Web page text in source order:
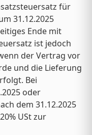
für
31.12.2025
Ende mit
ist jedoch
der Vertrag vor
und die Lieferung
Bei
oder
dem 31.12.2025
USt zur